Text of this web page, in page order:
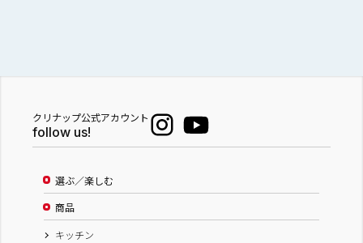
クリナップ公式アカウント
follow us!
選ぶ／楽しむ
商品
キッチン